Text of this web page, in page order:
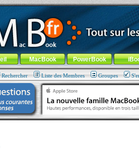
Apple... 100% nomade !
au menu général-Aller au menu de
MacBook PowerBook
Rechercher Liste des Membres Groupes